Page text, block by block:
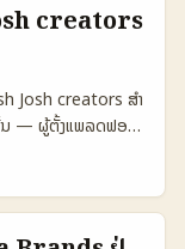
ແມ່ນ short-video
— ດັ່ງນັ້ນ
ລະເຮັດໃຫ້ຜູ້ເບິ່ງຢາກ
ແລະ ROI
C 👥 Monthly
Engagement
Time 2 ມື້ 1 ມື້ 3
: A = Creator-led
creators
Josh creators ສໍາ
ນ — ຜູ້ຕັ້ງແພລດຟອມ
ແນະນຳຄວາມເພື່ອ
ຕົວເລືອກ creator ທີ່
ຍັງມີຄຸນນະພາບ ແລະ
creator ຈາກ